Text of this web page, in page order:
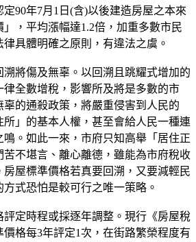
90年7月1日(含)以後建造房屋之本來
，平均漲幅達1.2倍，加重多數市民
具體明確之原則，有違法之虞。
溯將傷及無辜。以回溯且跳耀式增加的
律全數增稅，影響所及將是多數的市
辜的通殺政策，將嚴重侵害到人民的
所」的基本人權，甚至會給人民一種連
。如此一來，市府只知高舉「居住正
不堪言、離心離德，雖能為市府稅收
房屋標準價格若真要回溯，又要減輕民
式恐怕是較可行之唯一策略。
評定時程或採逐年調整。現行《房屋稅
格每3年評定1次，在街路繁榮程度有